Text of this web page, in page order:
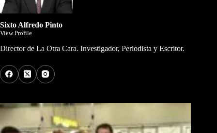
Sixto Alfredo Pinto
View Profile
Director de La Otra Cara. Investigador, Periodista y Escritor.